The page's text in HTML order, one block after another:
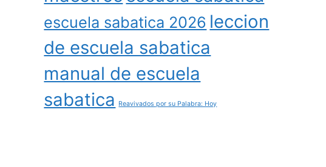
escuela sabatica 2026 leccion
de escuela sabatica
manual de escuela
sabatica
Reavivados por su Palabra: Hoy